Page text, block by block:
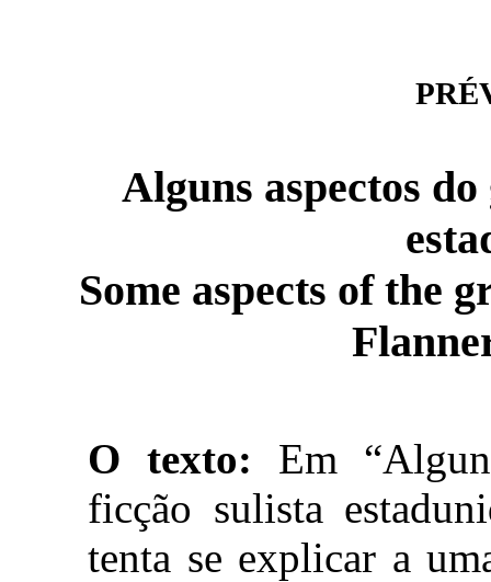
Alguns aspectos
Some aspects of the
O texto: Em
ficção sulista
tenta se explicar a